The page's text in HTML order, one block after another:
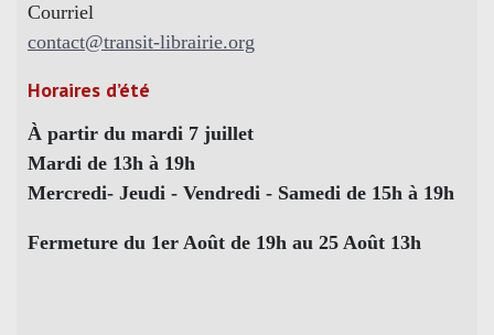
Courriel
contact@transit-librairie.org
Horaires d’été
À partir du mardi 7 juillet
Mardi de 13h à 19h
Mercredi- Jeudi - Vendredi - Samedi de 15h à 19h
Fermeture du 1er Août de 19h au 25 Août 13h